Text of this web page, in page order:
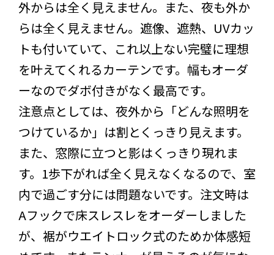
外からは全く見えません。また、夜も外か
らは全く見えません。遮像、遮熱、UVカッ
トも付いていて、これ以上ない完璧に理想
を叶えてくれるカーテンです。幅もオーダ
ーなのでダボ付きがなく最高です。
注意点としては、夜外から「どんな照明を
つけているか」は割とくっきり見えます。
また、窓際に立つと影はくっきり現れま
す。1歩下がれば全く見えなくなるので、室
内で過ごす分には問題ないです。注文時は
Aフックで床スレスレをオーダーしました
が、裾がウエイトロック式のためか体感短